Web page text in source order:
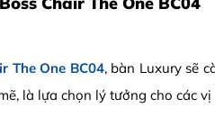
The One BC04, bàn Luxury sẽ
là lựa chọn lý tưởng cho các